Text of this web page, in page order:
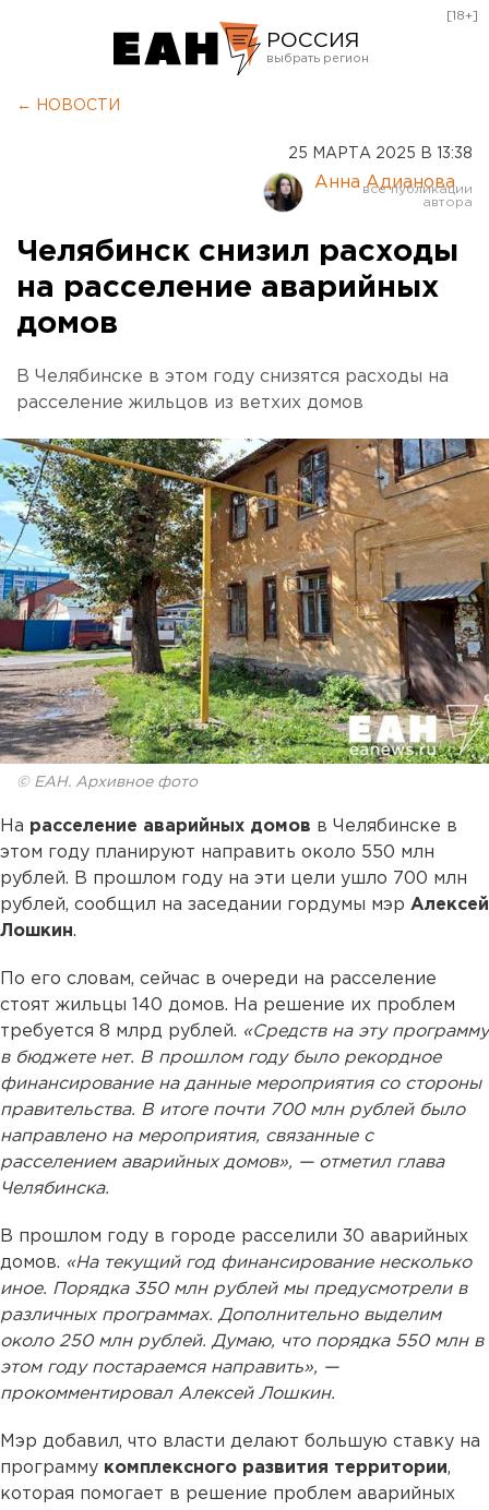
РОССИЯ
Курган
Оренбург
[18+]
← НОВОСТИ
25 МАРТА 2025 В 13:38
Анна Адианова
Челябинск снизил расходы
на расселение аварийных
домов
В Челябинске в этом году снизятся расходы на
расселение жильцов из ветхих домов
© ЕАН. Архивное фото
На расселение аварийных домов в Челябинске в
этом году планируют направить около 550 млн
рублей. В прошлом году на эти цели ушло 700 млн
рублей, сообщил на заседании гордумы мэр Алексей
Лошкин.
По его словам, сейчас в очереди на расселение
стоят жильцы 140 домов. На решение их проблем
требуется 8 млрд рублей. «Средств на эту программу
в бюджете нет. В прошлом году было рекордное
финансирование на данные мероприятия со стороны
правительства. В итоге почти 700 млн рублей было
направлено на мероприятия, связанные с
расселением аварийных домов», — отметил глава
Челябинска.
В прошлом году в городе расселили 30 аварийных
домов. «На текущий год финансирование несколько
иное. Порядка 350 млн рублей мы предусмотрели в
различных программах. Дополнительно выделим
около 250 млн рублей. Думаю, что порядка 550 млн в
этом году постараемся направить», —
прокомментировал Алексей Лошкин.
Мэр добавил, что власти делают большую ставку на
программу комплексного развития территории,
которая помогает в решение проблем аварийных